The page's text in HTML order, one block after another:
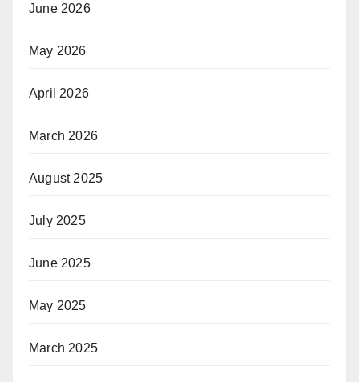
June 2026
May 2026
April 2026
March 2026
August 2025
July 2025
June 2025
May 2025
March 2025